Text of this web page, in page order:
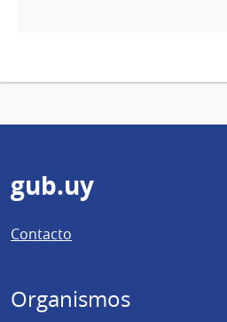
Pie
de
página
gub.uy
Contacto
Organismos